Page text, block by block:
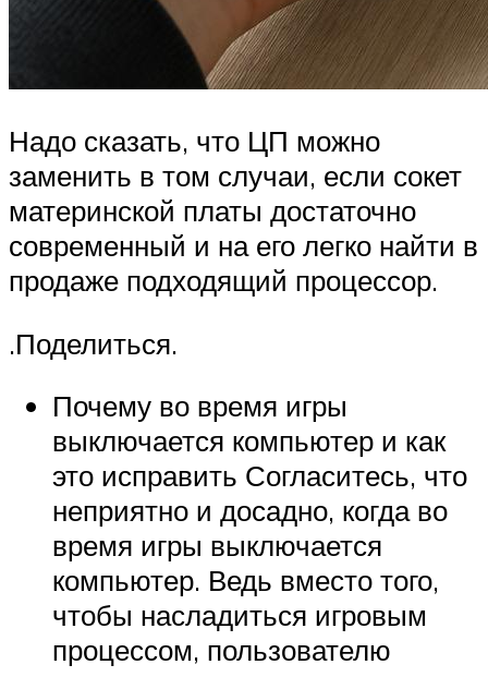
Надо сказать, что ЦП можно
заменить в том случаи, если сокет
материнской платы достаточно
современный и на его легко найти в
продаже подходящий процессор.
.Поделиться.
Почему во время игры
выключается компьютер и как
это исправить Согласитесь, что
неприятно и досадно, когда во
время игры выключается
компьютер. Ведь вместо того,
чтобы насладиться игровым
процессом, пользователю